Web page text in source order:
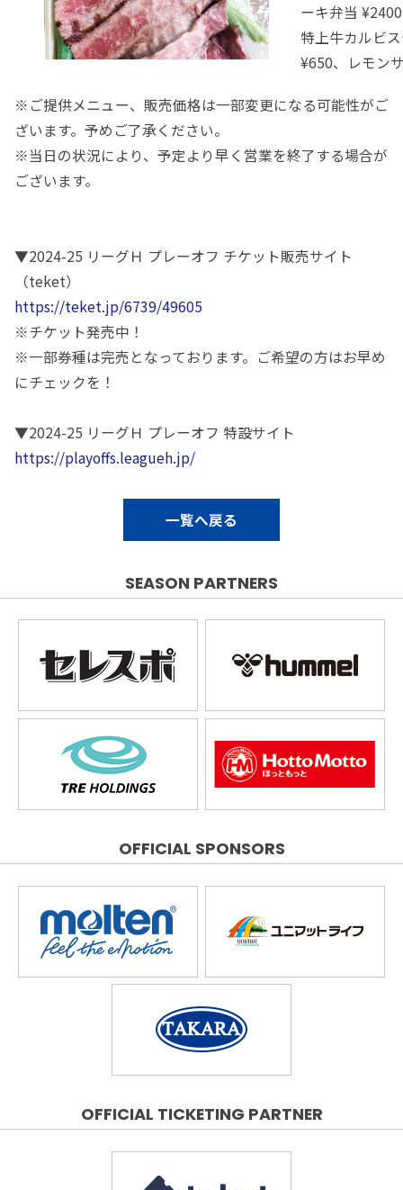
ーキ弁当
特上牛カルビ
¥650、レモン
※ご提供メニュー、販売価格は一部変更になる可能性がご
ざいます。予めご了承ください。
※当日の状況により、予定より早く営業を終了する場合が
ございます。
▼2024-25 リーグＨ プレーオフ チケット販売サイト
（teket）
https://teket.jp/6739/49605
※チケット発売中！
※一部券種は完売となっております。ご希望の方はお早め
にチェックを！
▼2024-25 リーグＨ プレーオフ 特設サイト
https://playoffs.leagueh.jp/
一覧へ戻る
SEASON PARTNERS
OFFICIAL SPONSORS
OFFICIAL TICKETING PARTNER